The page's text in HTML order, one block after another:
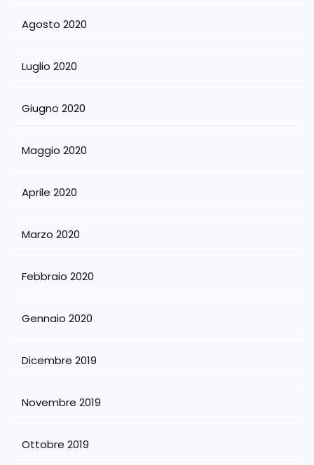
Agosto 2020
Luglio 2020
Giugno 2020
Maggio 2020
Aprile 2020
Marzo 2020
Febbraio 2020
Gennaio 2020
Dicembre 2019
Novembre 2019
Ottobre 2019